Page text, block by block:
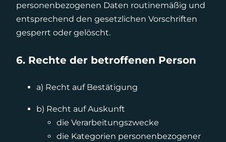
personenbezogenen Daten routinemäßig und
entsprechend den gesetzlichen Vorschriften
gesperrt oder gelöscht.
6. Rechte der betroffenen Person
a) Recht auf Bestätigung
b) Recht auf Auskunft
die Verarbeitungszwecke
die Kategorien personenbezogener